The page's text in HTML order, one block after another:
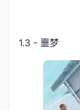
1.3 - 噩梦